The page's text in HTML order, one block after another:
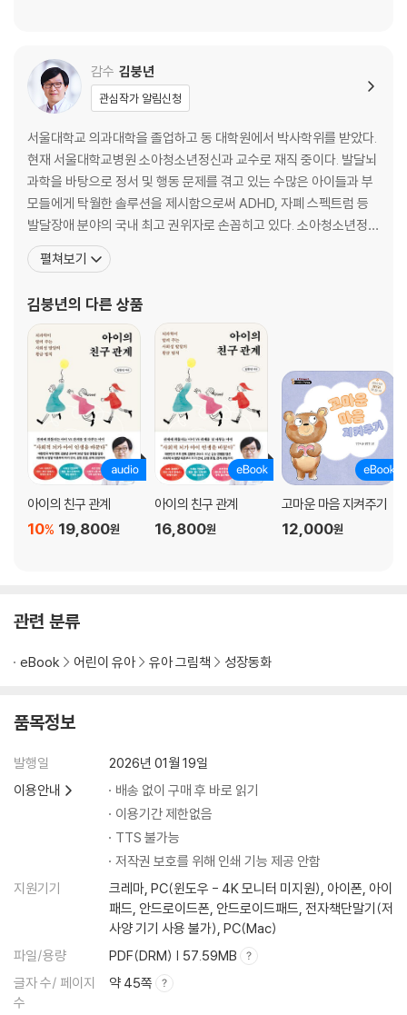
감수 김붕년
관심작가 알림신청
서울대학교 의과대학을 졸업하고 동 대학원에서 박사학위를 받았다.
현재 서울대학교병원 소아청소년정신과 교수로 재직 중이다. 발달뇌
과학을 바탕으로 정서 및 행동 문제를 겪고 있는 수많은 아이들과 부
모들에게 탁월한 솔루션을 제시함으로써 ADHD, 자폐 스펙트럼 등
발달장애 분야의 국내 최고 권위자로 손꼽히고 있다. 소아청소년정신
의학 분야에서 가장 권위 있는 학회인 국제소아청소년정신의학회 부
회장을 비롯해 발달장애 거점병원 중앙지원단장과 행동발달증진센
에 기여한 공로를 인정받아 보건복지부장관상, 교육인적자원부장관
상 등을 수상하
펼쳐보기
김붕년의 다른 상품
아이의 친구 관계
19,800원
10%
아이의 친구 관계
16,800원
고마운 마음 지켜주기
12,000원
관련 분류
eBook 어린이 유아 유아 그림책 성장동화
품목정보
발행일
2026년 01월 19일
이용안내
배송 없이 구매 후 바로 읽기
이용기간 제한없음
TTS 불가능
저작권 보호를 위해 인쇄 기능 제공 안함
지원기기
크레마, PC(윈도우 - 4K 모니터 미지원), 아이폰, 아이
패드, 안드로이드폰, 안드로이드패드, 전자책단말기(저
사양 기기 사용 불가), PC(Mac)
파일/용량
PDF(DRM) | 57.59MB
글자 수/ 페이지
수
약 45쪽